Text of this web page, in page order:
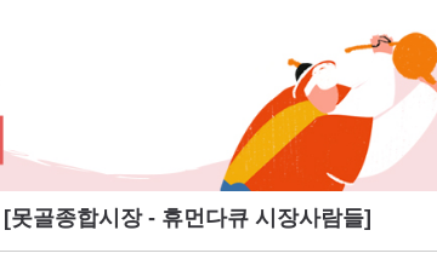
골종합시장 - 휴먼다큐 시장사람들]